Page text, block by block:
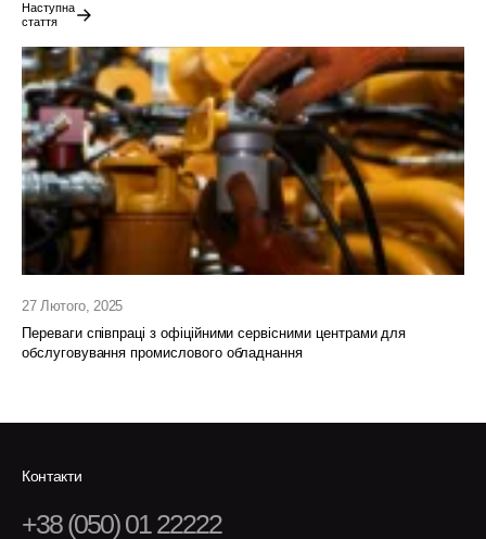
Наступна
стаття
27 Лютого, 2025
Переваги співпраці з офіційними сервісними центрами для
обслуговування промислового обладнання
Контакти
+38 (050) 01 22222